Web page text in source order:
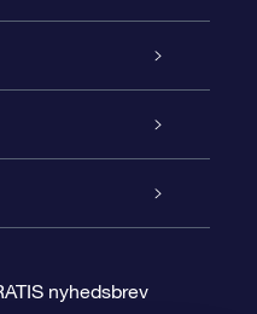
nyhedsbrev